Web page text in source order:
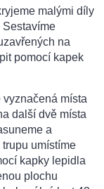
malými díly
Sestavíme
na
pomocí kapek
místa
další dvě místa
a
umístíme
kapky lepidla
plochu